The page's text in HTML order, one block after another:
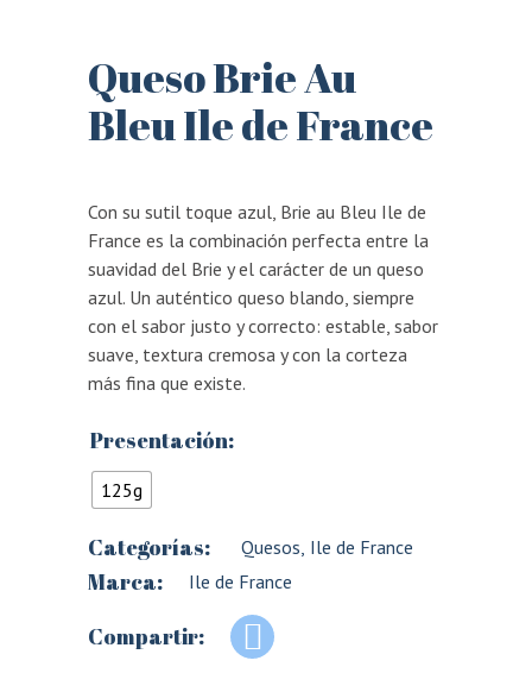
Queso Brie Au
Bleu Ile de France
Con su sutil toque azul, Brie au Bleu Ile de
France es la combinación perfecta entre la
suavidad del Brie y el carácter de un queso
azul. Un auténtico queso blando, siempre
con el sabor justo y correcto: estable, sabor
suave, textura cremosa y con la corteza
más fina que existe.
Presentación:
125g
Categorías: Quesos, Ile de France
Marca: Ile de France
Compartir: